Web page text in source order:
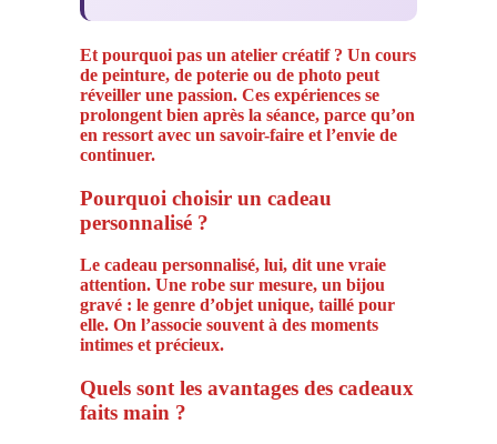
Et pourquoi pas un atelier créatif ? Un cours
de peinture, de poterie ou de photo peut
réveiller une passion. Ces expériences se
prolongent bien après la séance, parce qu’on
en ressort avec un savoir-faire et l’envie de
continuer.
Pourquoi choisir un cadeau
personnalisé ?
Le cadeau personnalisé, lui, dit une vraie
attention. Une robe sur mesure, un bijou
gravé : le genre d’objet unique, taillé pour
elle. On l’associe souvent à des moments
intimes et précieux.
Quels sont les avantages des cadeaux
faits main ?